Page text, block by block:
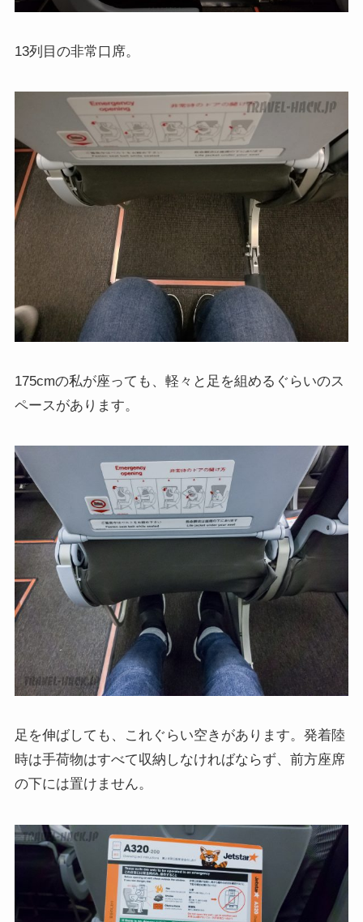
13列目の非常口席。
175cmの私が座っても、軽々と足を組めるぐらいのス
ペースがあります。
足を伸ばしても、これぐらい空きがあります。発着陸
時は手荷物はすべて収納しなければならず、前方座席
の下には置けません。